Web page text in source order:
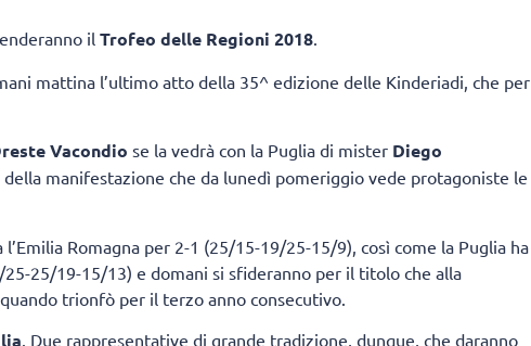
il Trofeo delle Regioni 2018.
mattina l’ultimo atto della 35^ edizione delle Kinderiadi, che per
Vacondio se la vedrà con la Puglia di mister Diego
manifestazione che da lunedì pomeriggio vede protagoniste le
Romagna per 2-1 (25/15-19/25-15/9), così come la Puglia ha
25-25/19-15/13) e domani si sfideranno per il titolo che alla
trionfò per il terzo anno consecutivo.
. Due rappresentative di grande tradizione, dunque, che daranno